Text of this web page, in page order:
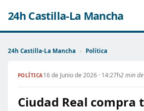
24h Castilla-La Mancha
24h Castilla-La Mancha › Política
POLÍTICA16 de Junio de 2026 · 14:27h2 min
Ciudad Real compra